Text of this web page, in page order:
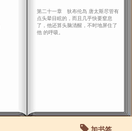
第二十一章 狄布伦岛 唐太斯尽管有
点头晕目眩的，而且几乎快要窒息
了，他还算头脑清醒，不时地屏住了
他 的呼吸。